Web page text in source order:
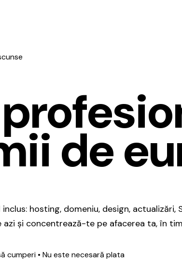
de
hosting, domeniu, design,
și concentrează-te pe afacerea ta, în
cumperi • Nu este necesară plata